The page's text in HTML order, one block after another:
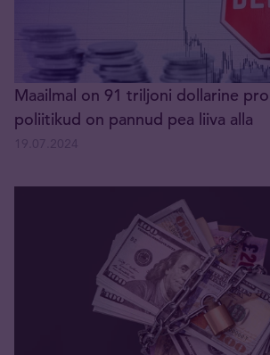
Maailmal on 91 triljoni dollarine
poliitikud on pannud pea liiva alla